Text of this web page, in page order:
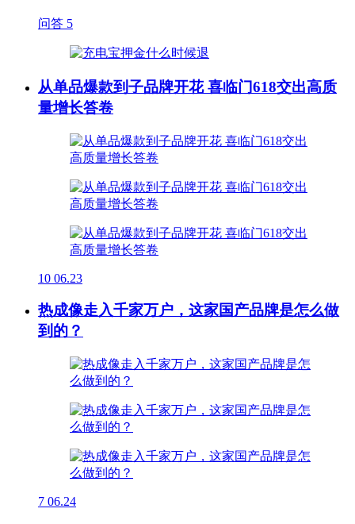
问答 5
从单品爆款到子品牌开花 喜临门618交出高质
量增长答卷
10 06.23
热成像走入千家万户，这家国产品牌是怎么做
到的？
7 06.24